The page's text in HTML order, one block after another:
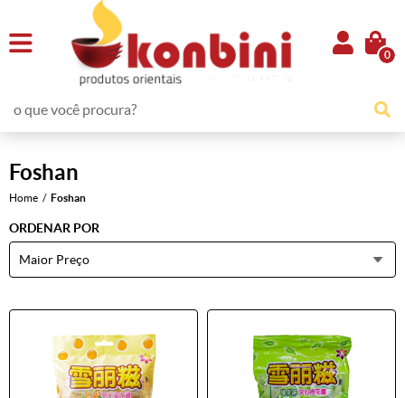
0
Foshan
Home Foshan
ORDENAR POR
Maior Preço